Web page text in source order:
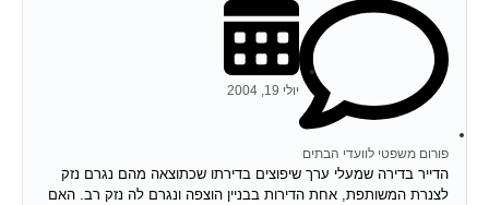
פורום משפטי לוועדי הבתים
יולי 19, 2004
הדייר בדירה שמעלי ערך שיפוצים בדירתו שכתוצאה מהם נגרם נזק
לצנרת המשותפת, אחת הדירות בבניין הוצפה ונגרם לה נזק רב. האם